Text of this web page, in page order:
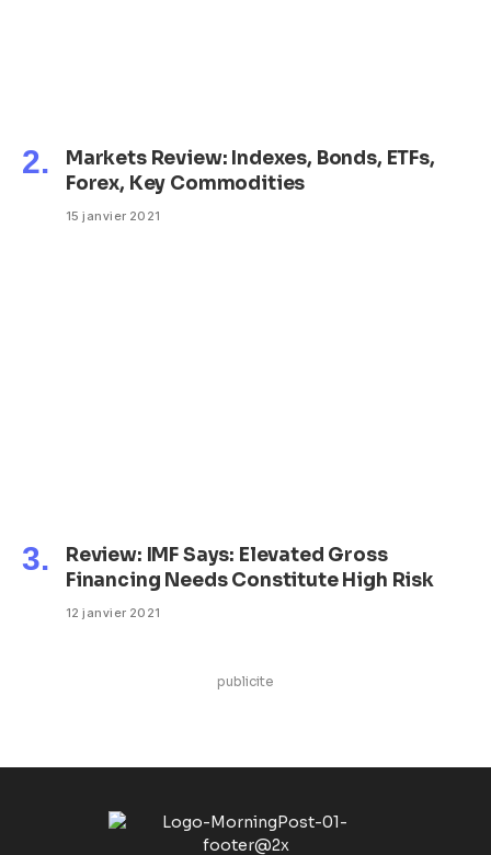
Markets Review: Indexes, Bonds, ETFs,
Forex, Key Commodities
15 janvier 2021
Review: IMF Says: Elevated Gross
Financing Needs Constitute High Risk
12 janvier 2021
publicite